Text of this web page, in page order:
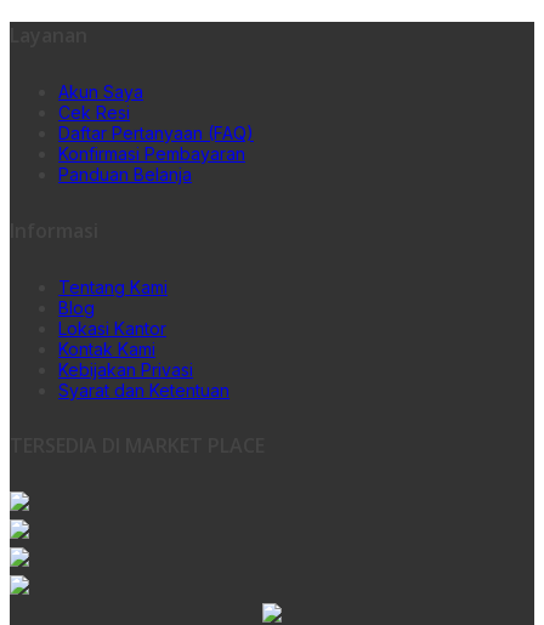
was:
is:
Akun Saya
Cek Resi
Daftar Pertanyaan (FAQ)
Konfirmasi Pembayaran
Panduan Belanja
Tentang Kami
Blog
Lokasi Kantor
Kontak Kami
Kebijakan Privasi
Syarat dan Ketentuan